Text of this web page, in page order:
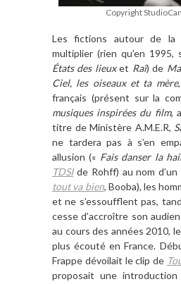
Copyright
Les fictions autour de la
multiplier (rien qu’en
États des lieuxet Raï) de
Ciel, les oiseaux et ta mère,
français (présent sur la
musiques inspirées du film,
titre de Ministère A.M.E.R,
ne tardera pas à s’en
allusion (« Fais danser la
TDSIde Rohff) au nom d’un
tout va bien, Booba), les
et ne s’essoufflent pas,
cesse d’accroître son
au cours des années 2010,
plus écouté en France.
Frappe dévoilait le clip de
proposait une